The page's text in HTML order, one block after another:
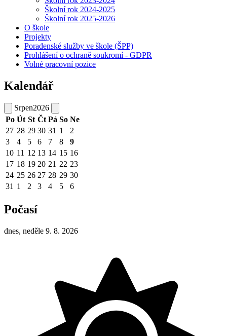
Školní rok 2024-2025
Školní rok 2025-2026
O škole
Projekty
Poradenské služby ve škole (ŠPP)
Prohlášení o ochraně soukromí - GDPR
Volné pracovní pozice
Kalendář
Srpen2026
Po Út St Čt Pá So Ne
27 28 29 30 31 1
2
3
4 5 6 7 8
9
10 11 12 13 14 15 16
17 18 19 20 21 22 23
24 25 26 27 28 29 30
31 1 2 3 4 5 6
Počasí
dnes, neděle 9. 8. 2026